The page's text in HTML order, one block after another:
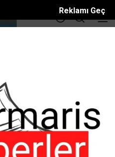
Reklamı Geç
H Harfi
Ansiklopedisi